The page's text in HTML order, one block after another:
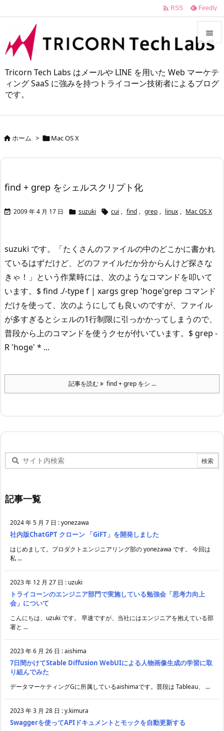
Tricorn Tech Labs はメールや LINE を用いた Web マーケテ
ィング SaaS に強みを持つトライコーン技術者によるブログ
です。



 RSS Feedly
ホーム > Mac OS X
find + grep をシェルスクリプト化
 2009 年 4 月 17 日  suzuki  cui , find , grep , linux , Mac OS X
suzuki です。
「たくさんのファイルの中のどこかに書かれ
ているはずだけど、どのファイルだか分からんけど探さな
きゃ！」という作業時には、次のようなコマンドを叩いて
います。 $ find ./-type f | xargs grep 'hoge'grep コマンド
だけを使って、次のようにしても良いのですが、ファイル
が多すぎるとシェルの1行制限に引っかかってしまうので、
普段から上のコマンドを使うクセが付いています。 $ grep -
R 'hoge' * ...
記事を読む find + grep をシ ...
記事一覧
2024 年 5 月 7 日 :yonezawa
社内版ChatGPT クローン 「GiFT」を開発しました
はじめまして。プロダクトエンジニアリング部の yonezawa です。 今回は
私 ...
2023 年 12 月 27 日 : uzuki
トライコーンのエンジニア部門で実施している勉強会「思考力向上
会」について
こんにちは、uzuki です。 早速ですが、当社にはエンジニアを抱えている部
署と ...
2023 年 6 月 26 日 :aishima
7日間かけてStable Diffusion WebUIによる人物画像生成の学習に取
り組んでみた
データマーケティングGに所属しているaishimaです。普段は Tableau、 ...
2023 年 3 月 28 日 :y.kimura
Swaggerを使ってAPIドキュメントとモックを自動更新する